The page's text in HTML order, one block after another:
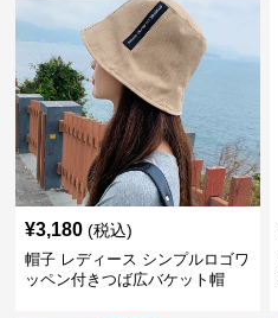
¥3,180 (税込)
帽子 レディース シンプルロゴワ
ッペン付きつば広バケット帽